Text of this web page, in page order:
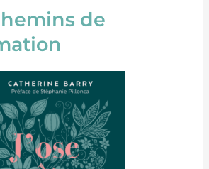
de